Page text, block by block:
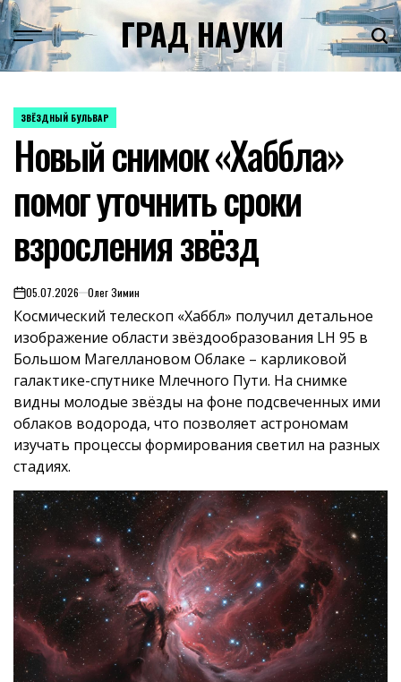
Skip
to
content
ГРАД НАУКИ
POSTED
ЗВЁЗДНЫЙ БУЛЬВАР
Новый снимок «Хаббла»
помог уточнить сроки
взросления звёзд
on05.07.2026 Олег Зимин
Космический телескоп «Хаббл» получил детальное
изображение области звёздообразования LH 95 в
Большом Магеллановом Облаке – карликовой
галактике-спутнике Млечного Пути. На снимке
видны молодые звёзды на фоне подсвеченных ими
облаков водорода, что позволяет астрономам
изучать процессы формирования светил на разных
стадиях.